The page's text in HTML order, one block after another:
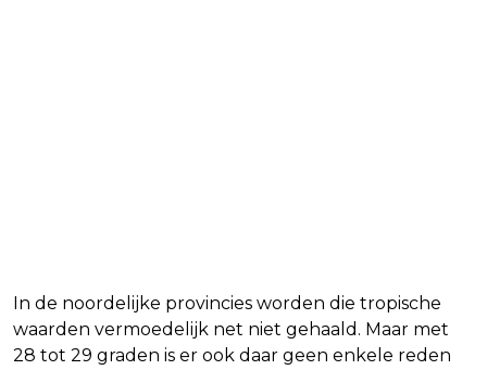
In de noordelijke provincies worden die tropische
waarden vermoedelijk net niet gehaald. Maar met
28 tot 29 graden is er ook daar geen enkele reden